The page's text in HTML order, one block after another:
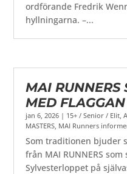
ordförande Fredrik
hyllningarna. –...
MAI RUNNERS
MED
jan 6, 2026 | 15+ / Senior / Elit ,
MASTERS MAI Runners
Som traditionen bjuder
från MAI RUNNERS
Sylvesterloppet på